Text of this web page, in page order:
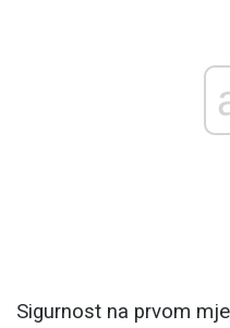
Sigurnost na prvom